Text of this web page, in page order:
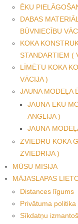
ĒKU
DABAS
BŪVNIECĪBU
KOKA
STANDARTIEM (
LĪMĒTU KOKA
VĀCIJA )
JAUNA MODEĻA
JAUNĀ ĒKU
ANGLIJA )
JAUNĀ
ZVIEDRU KOKA
ZVIEDRIJA )
MŪSU MISIJA
MĀJASLAPAS
Distances līgums
Privātuma politika
Sīkdatņu